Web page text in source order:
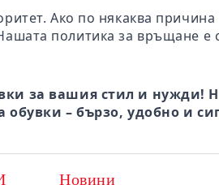
Ако по някаква
политика за връщане е
за вашия стил и нужди!
обувки – бързо, удобно и
Новини